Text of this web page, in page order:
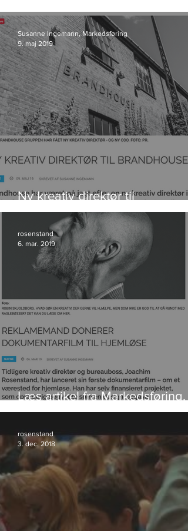
kunde i Storyland
Ny kreativ direktør til
Brandhouse
Susanne Ingemann, Markedsføring
9. maj 2019
Læs artikel fra Markedsføring.
Klik på foto.
rosenstand
6. mar. 2019
rosenstand
3. dec. 2018